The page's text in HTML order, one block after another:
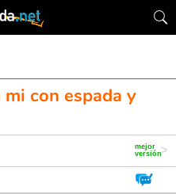
con espada y